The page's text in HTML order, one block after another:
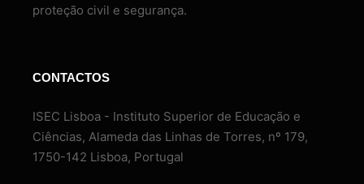
proteção civil e segurança.
CONTACTOS
ISEC Lisboa - Instituto Superior de Educação e
Ciências, Alameda das Linhas de Torres, nº 179,
1750-142 Lisboa, Portugal